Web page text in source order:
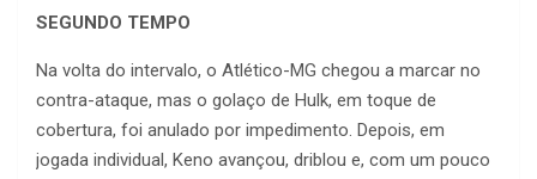
SEGUNDO TEMPO
Na volta do intervalo, o Atlético-MG chegou a marcar no
contra-ataque, mas o golaço de Hulk, em toque de
cobertura, foi anulado por impedimento. Depois, em
jogada individual, Keno avançou, driblou e, com um pouco